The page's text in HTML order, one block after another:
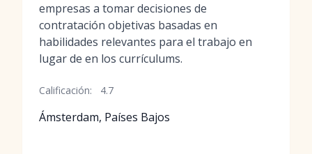
empresas a tomar decisiones de
contratación objetivas basadas en
habilidades relevantes para el trabajo en
lugar de en los currículums.
Calificación: 4.7
Ámsterdam, Países Bajos